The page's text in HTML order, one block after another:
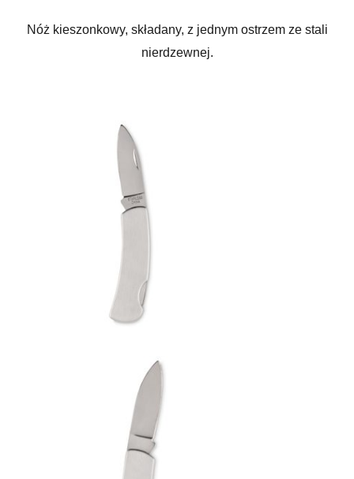
Nóż kieszonkowy, składany, z jednym ostrzem ze stali
nierdzewnej.